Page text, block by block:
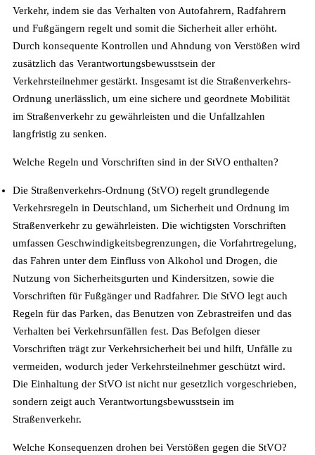
Verkehr, indem sie das Verhalten von Autofahrern, Radfahrern
und Fußgängern regelt und somit die Sicherheit aller erhöht.
Durch konsequente Kontrollen und Ahndung von Verstößen wird
zusätzlich das Verantwortungsbewusstsein der
Verkehrsteilnehmer gestärkt. Insgesamt ist die Straßenverkehrs-
Ordnung unerlässlich, um eine sichere und geordnete Mobilität
im Straßenverkehr zu gewährleisten und die Unfallzahlen
langfristig zu senken.
Welche Regeln und Vorschriften sind in der StVO enthalten?
Die Straßenverkehrs-Ordnung (StVO) regelt grundlegende
Verkehrsregeln in Deutschland, um Sicherheit und Ordnung im
Straßenverkehr zu gewährleisten. Die wichtigsten Vorschriften
umfassen Geschwindigkeitsbegrenzungen, die Vorfahrtregelung,
das Fahren unter dem Einfluss von Alkohol und Drogen, die
Nutzung von Sicherheitsgurten und Kindersitzen, sowie die
Vorschriften für Fußgänger und Radfahrer. Die StVO legt auch
Regeln für das Parken, das Benutzen von Zebrastreifen und das
Verhalten bei Verkehrsunfällen fest. Das Befolgen dieser
Vorschriften trägt zur Verkehrsicherheit bei und hilft, Unfälle zu
vermeiden, wodurch jeder Verkehrsteilnehmer geschützt wird.
Die Einhaltung der StVO ist nicht nur gesetzlich vorgeschrieben,
sondern zeigt auch Verantwortungsbewusstsein im
Straßenverkehr.
Welche Konsequenzen drohen bei Verstößen gegen die StVO?